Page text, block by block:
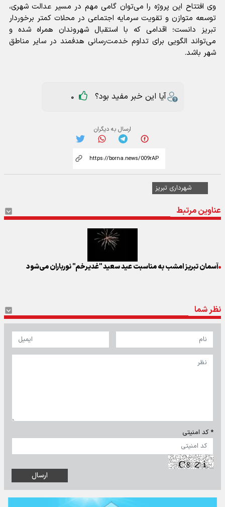
وی افتتاح این پروژه را می‌توان گامی مهم در مسیر عدالت شهری،
توسعه متوازن و تقویت سرمایه اجتماعی در محلات کمتر برخوردار
تبریز دانست؛ اقدامی که با استقبال شهروندان همراه شده و
می‌تواند الگویی برای تداوم خدمت‌رسانی هدفمند در سایر مناطق
شهر باشد.
آیا این خبر مفید بود؟ 0
ارسال به دیگران
شهرداری تبریز
عناوین مرتبط
آسمان تبریز امشب به مناسبت عید سعید "غدیرخم" نورباران می‌شود
نظر شما
* کد امنیتی